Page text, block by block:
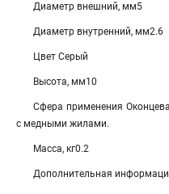
Диаметр внешний, мм5
Диаметр внутренний, мм2.6
Цвет Серый
Высота, мм10
Сфера применения
с медными жилами.
Масса, кг0.2
Дополнительная